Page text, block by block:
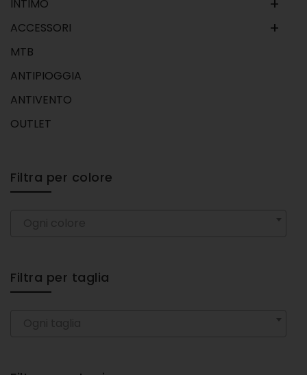
INTIMO
+
ACCESSORI
MTB
ANTIPIOGGIA
ANTIVENTO
OUTLET
Filtra per colore
Filtra per taglia